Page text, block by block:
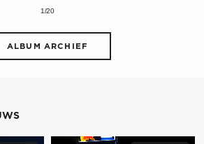
1/20
ALBUM ARCHIEF